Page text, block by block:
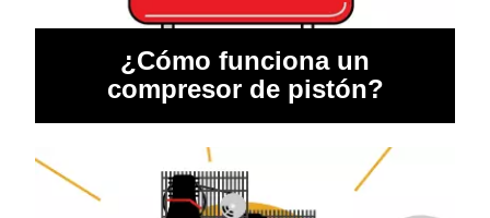
¿Cómo funciona un
compresor de pistón?